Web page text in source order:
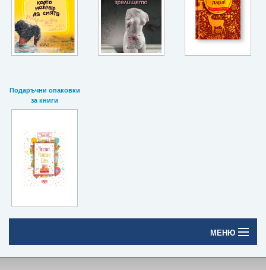
Подаръчни опаковки
за книги
МЕНЮ
Начало